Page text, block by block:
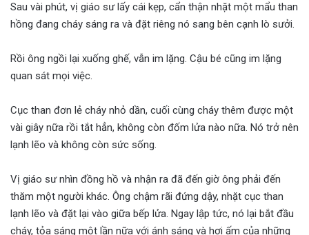
Sau vài phút, vị giáo sư lấy cái kẹp, cẩn thận nhặt một mẩu than
hồng đang cháy sáng ra và đặt riêng nó sang bên cạnh lò sưởi.
Rồi ông ngồi lại xuống ghế, vẫn im lặng. Cậu bé cũng im lặng
quan sát mọi việc.
Cục than đơn lẻ cháy nhỏ dần, cuối cùng cháy thêm được một
vài giây nữa rồi tắt hẳn, không còn đốm lửa nào nữa. Nó trở nên
lạnh lẽo và không còn sức sống.
Vị giáo sư nhìn đồng hồ và nhận ra đã đến giờ ông phải đến
thăm một người khác. Ông chậm rãi đứng dậy, nhặt cục than
lạnh lẽo và đặt lại vào giữa bếp lửa. Ngay lập tức, nó lại bắt đầu
cháy, tỏa sáng một lần nữa với ánh sáng và hơi ấm của những